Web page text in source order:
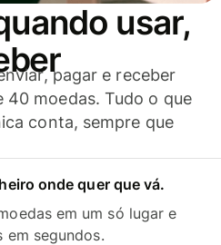
usar,
pagar e receber
40 moedas. Tudo o que
conta, sempre que
onde quer que vá.
em um só lugar e
em segundos.